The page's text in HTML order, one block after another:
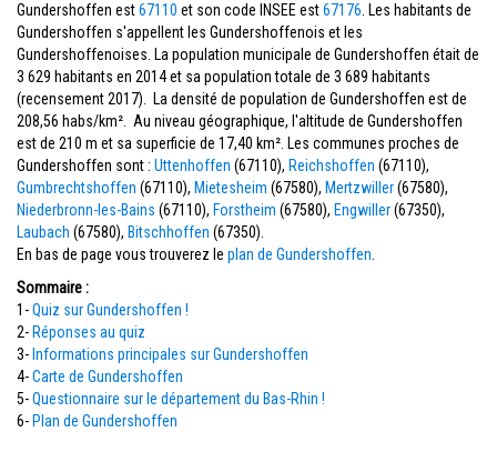
Gundershoffen est67110 et son code INSEE est67176 . Les habitants de
Gundershoffen s'appellent les Gundershoffenois et les
Gundershoffenoises. La population municipale de Gundershoffen était de
3 629 habitants en 2014 et sa population totale de 3 689 habitants
(recensement 2017). La densité de population de Gundershoffen est de
208,56 habs/km². Au niveau géographique, l'altitude de Gundershoffen
est de 210 m et sa superficie de 17,40 km². Les communes proches de
Gundershoffen sont : Uttenhoffen (67110), Reichshoffen (67110),
Gumbrechtshoffen (67110), Mietesheim (67580), Mertzwiller(67580),
Niederbronn-les-Bains (67110), Forstheim (67580), Engwiller(67350),
Laubach (67580), Bitschhoffen (67350).
En bas de page vous trouverez le plan de Gundershoffen
Sommaire :
1-Quiz sur Gundershoffen !
2- Réponses au quiz
3- Informations principales sur Gundershoffen
4-Carte de Gundershoffen
5-Questionnaire sur le département du Bas-Rhin !
6- Plan de Gundershoffen